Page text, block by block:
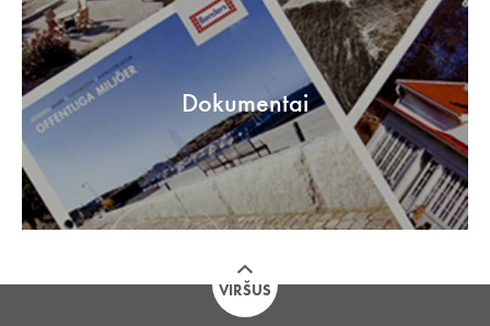
Dokumentai
VIRŠUS